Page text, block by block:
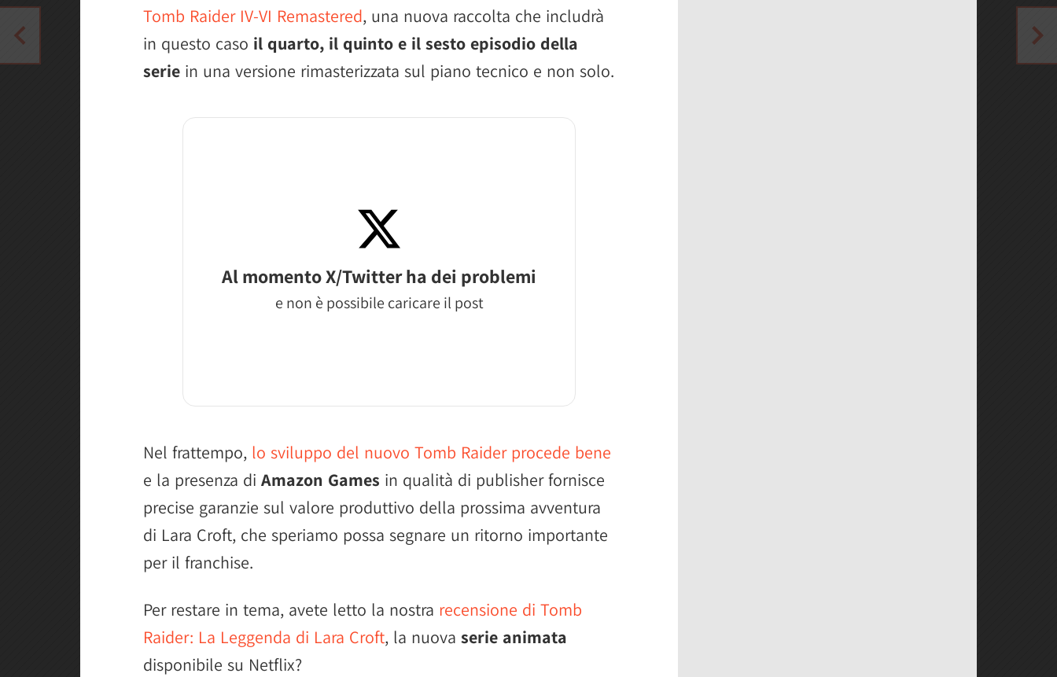
Tomb Raider IV-VI Remastered, una nuova raccolta che includrà
in questo caso il quarto, il quinto e il sesto episodio della
serie in una versione rimasterizzata sul piano tecnico e non solo.
Al momento X/Twitter ha dei problemi
e non è possibile caricare il post
Nel frattempo, lo sviluppo del nuovo Tomb Raider procede bene
e la presenza di Amazon Games in qualità di publisher fornisce
precise garanzie sul valore produttivo della prossima avventura
di Lara Croft, che speriamo possa segnare un ritorno importante
per il franchise.
Per restare in tema, avete letto la nostra recensione di Tomb
Raider: La Leggenda di Lara Croft, la nuova serie animata
disponibile su Netflix?